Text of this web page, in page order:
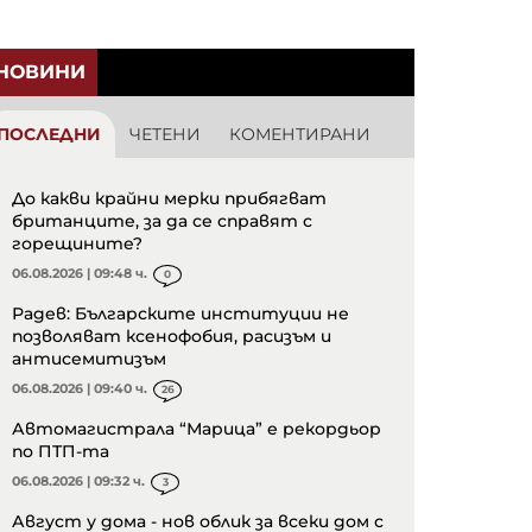
ЧЕТЕНИ КОМЕНТИРАНИ
До какви крайни мерки прибягват
британците, за да се справят с
горещините?
06.08.2026 | 09:48 ч. 0
Радев: Българските институции не
позволяват ксенофобия, расизъм и
антисемитизъм
06.08.2026 | 09:40 ч. 26
Автомагистрала “Марица” е рекордьор
по ПТП-та
06.08.2026 | 09:32 ч. 3
Август у дома - нов облик за всеки дом с